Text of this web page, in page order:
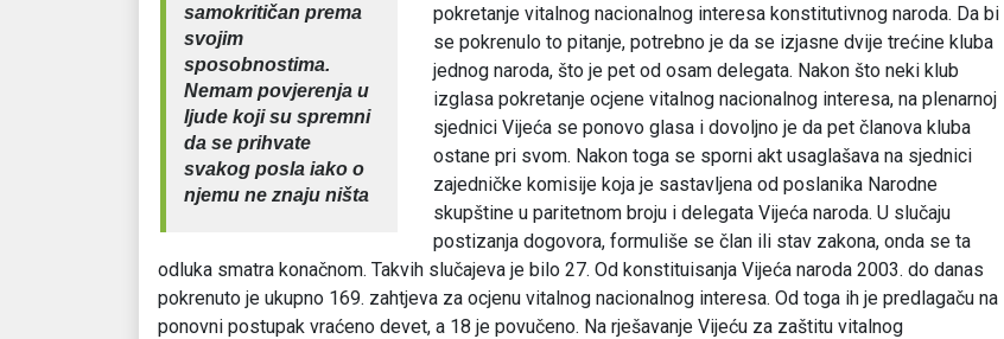
samokritičan prema
svojim
sposobnostima.
Nemam povjerenja u
ljude koji su spremni
da se prihvate
svakog posla iako o
njemu ne znaju ništa
pokretanje vitalnog nacionalnog interesa konstitutivnog naroda. Da bi
se pokrenulo to pitanje, potrebno je da se izjasne dvije trećine kluba
jednog naroda, što je pet od osam delegata. Nakon što neki klub
izglasa pokretanje ocjene vitalnog nacionalnog interesa, na plenarnoj
sjednici Vijeća se ponovo glasa i dovoljno je da pet članova kluba
ostane pri svom. Nakon toga se sporni akt usaglašava na sjednici
zajedničke komisije koja je sastavljena od poslanika Narodne
skupštine u paritetnom broju i delegata Vijeća naroda. U slučaju
postizanja dogovora, formuliše se član ili stav zakona, onda se ta
odluka smatra konačnom. Takvih slučajeva je bilo 27. Od konstituisanja Vijeća naroda 2003. do danas
pokrenuto je ukupno 169. zahtjeva za ocjenu vitalnog nacionalnog interesa. Od toga ih je predlagaču na
ponovni postupak vraćeno devet, a 18 je povučeno. Na rješavanje Vijeću za zaštitu vitalnog